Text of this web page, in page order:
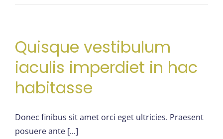
Quisque vestibulum
iaculis imperdiet in hac
habitasse
Donec finibus sit amet orci eget ultricies. Praesent
posuere ante [...]